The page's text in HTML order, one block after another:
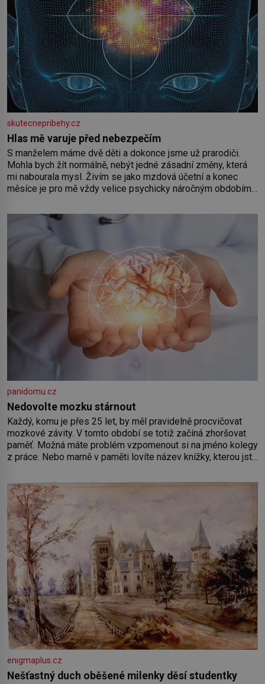
skutecnepribehy.cz
Hlas mě varuje před nebezpečím
S manželem máme dvě děti a dokonce jsme už prarodiči.
Mohla bych žít normálně, nebýt jedné zásadní změny, která
mi nabourala mysl. Živím se jako mzdová účetní a konec
měsíce je pro mě vždy velice psychicky náročným obdobím.
o pomoc, co se hlídání týče. Dalo by se
panidomu.cz
Nedovolte mozku stárnout
Každý, komu je přes 25 let, by měl pravidelně procvičovat
mozkové závity. V tomto období se totiž začíná zhoršovat
paměť. Možná máte problém vzpomenout si na jméno kolegy
z práce. Nebo marně v paměti lovíte název knížky, kterou jste
paměť rozhodla stávkovat. Cvičte
enigmaplus.cz
Nešťastný duch oběšené milenky děsí studentky